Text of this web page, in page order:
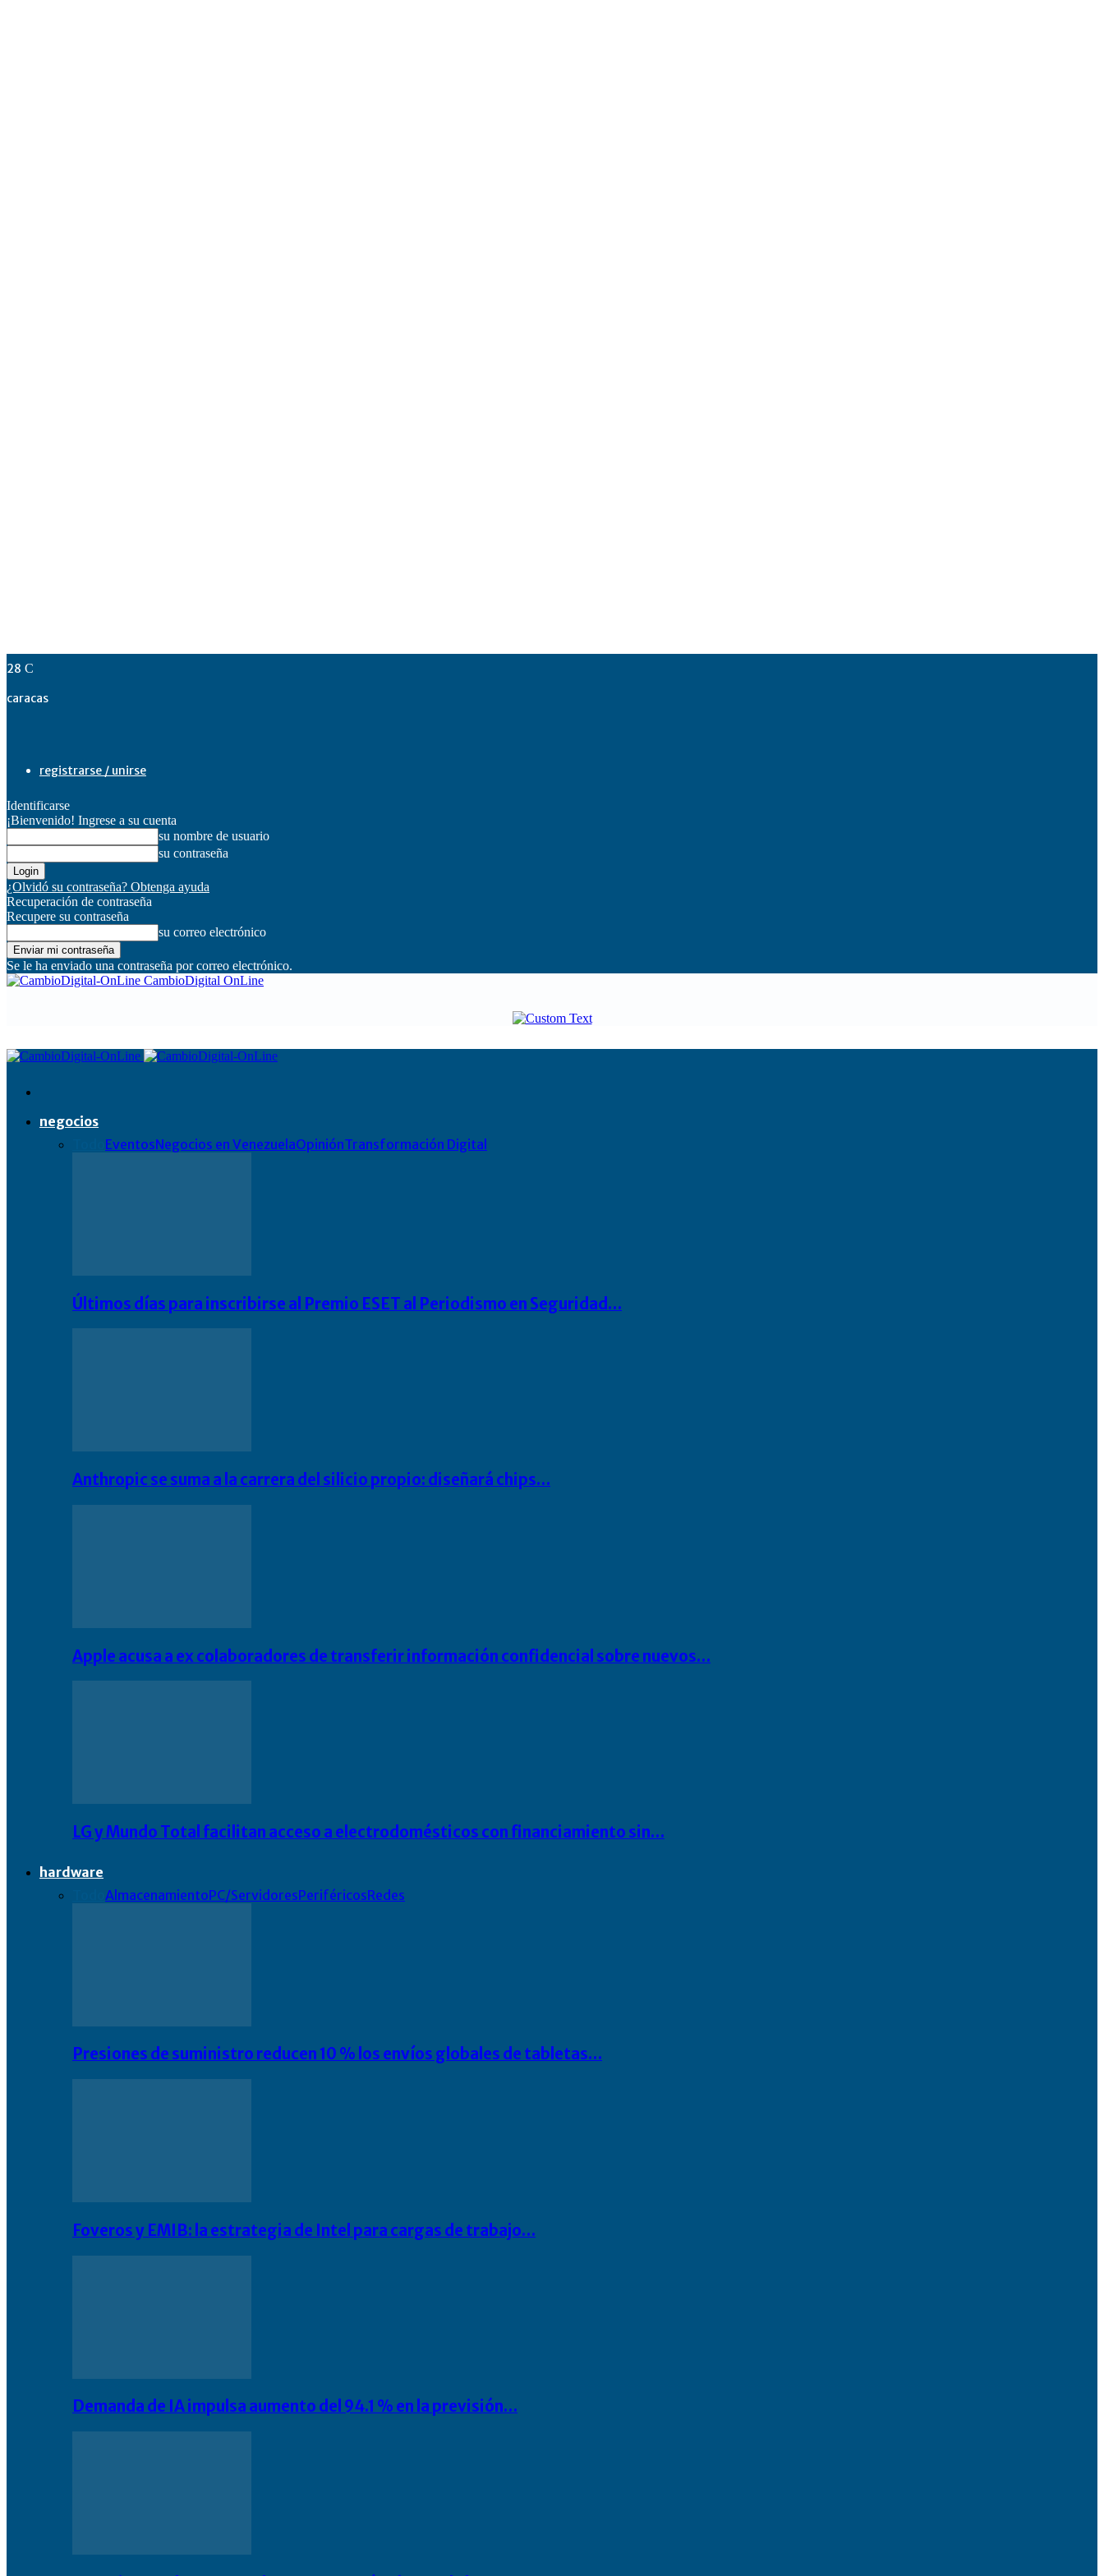
28 C
caracas
registrarse / unirse
Identificarse
¡Bienvenido! Ingrese a su cuenta
su nombre de usuario
su contraseña
¿Olvidó su contraseña? Obtenga ayuda
Recuperación de contraseña
Recupere su contraseña
su correo electrónico
Se le ha enviado una contraseña por correo electrónico.
CambioDigital OnLine
negocios
EventosNegocios en VenezuelaOpiniónTransformación Digital
Últimos días para inscribirse al Premio ESET al Periodismo en Seguridad…
Anthropic se suma a la carrera del silicio propio: diseñará chips…
Apple acusa a ex colaboradores de transferir información confidencial sobre nuevos…
LG y Mundo Total facilitan acceso a electrodomésticos con financiamiento sin…
hardware
AlmacenamientoPC/ServidoresPeriféricosRedes
Presiones de suministro reducen 10 % los envíos globales de tabletas…
Foveros y EMIB: la estrategia de Intel para cargas de trabajo…
Demanda de IA impulsa aumento del 94.1 % en la previsión…